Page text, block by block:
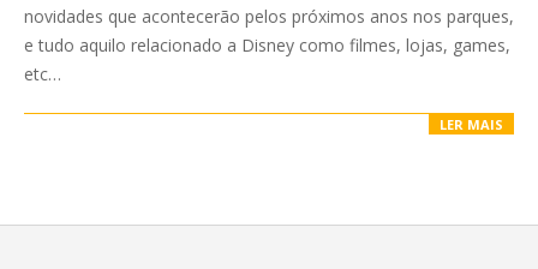
novidades que acontecerão pelos próximos anos nos parques,
e tudo aquilo relacionado a Disney como filmes, lojas, games,
etc…
LER MAIS